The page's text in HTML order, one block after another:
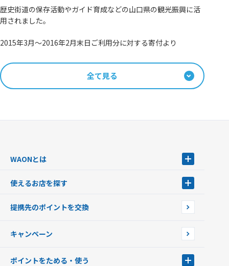
歴史街道の保存活動やガイド育成などの山口県の観光振興に活
用されました。
2015年3月～2016年2月末日ご利用分に対する寄付より
全て見る
WAONとは
WAONを申込む
インターネット上でのお買い物について（ネット決済）
使えるお店を探す
店舗検索
イオン銀行ATM設置場所
提携先のポイントを交換
キャンペーン
ポイントをためる・使う